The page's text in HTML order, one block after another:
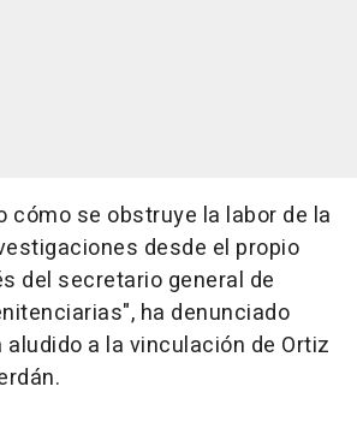
cómo se obstruye la labor de la
desde el propio
del secretario general de
ha denunciado
aludido a la vinculación de Ortiz